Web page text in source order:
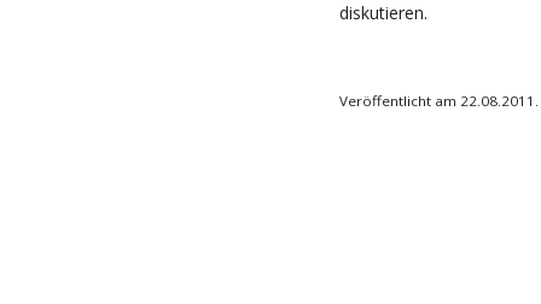
diskutieren.
Veröffentlicht am 22.08.2011.